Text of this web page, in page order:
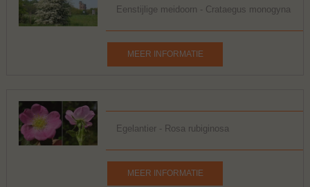
Eenstijlige meidoorn - Crataegus monogyna
MEER INFORMATIE
Egelantier - Rosa rubiginosa
MEER INFORMATIE